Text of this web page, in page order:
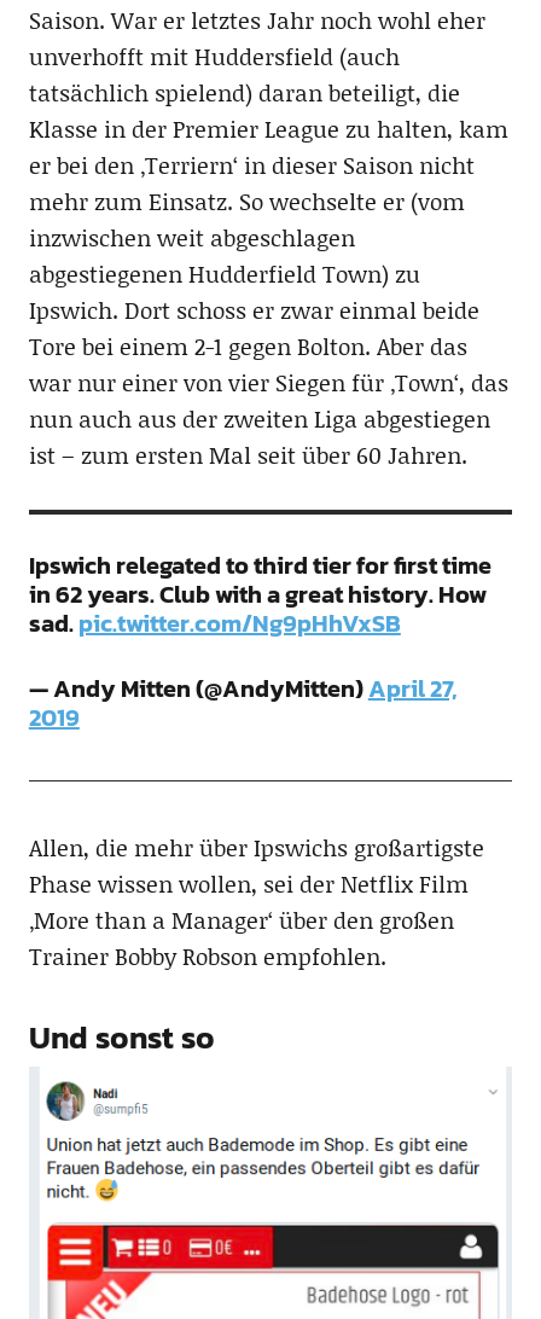
Saison. War er letztes Jahr noch wohl eher
unverhofft mit Huddersfield (auch
tatsächlich spielend) daran beteiligt, die
Klasse in der Premier League zu halten, kam
er bei den ‚Terriern‘ in dieser Saison nicht
mehr zum Einsatz. So wechselte er (vom
inzwischen weit abgeschlagen
abgestiegenen Hudderfield Town) zu
Ipswich. Dort schoss er zwar einmal beide
Tore bei einem 2-1 gegen Bolton. Aber das
war nur einer von vier Siegen für ‚Town‘, das
nun auch aus der zweiten Liga abgestiegen
ist – zum ersten Mal seit über 60 Jahren.
Ipswich relegated to third tier for first time
in 62 years. Club with a great history. How
sad.pic.twitter.com/Ng9pHhVxSB
— Andy Mitten (@AndyMitten)April 27,
2019
Allen, die mehr über Ipswichs großartigste
Phase wissen wollen, sei der Netflix Film
‚More than a Manager‘ über den großen
Trainer Bobby Robson empfohlen.
Und sonst so